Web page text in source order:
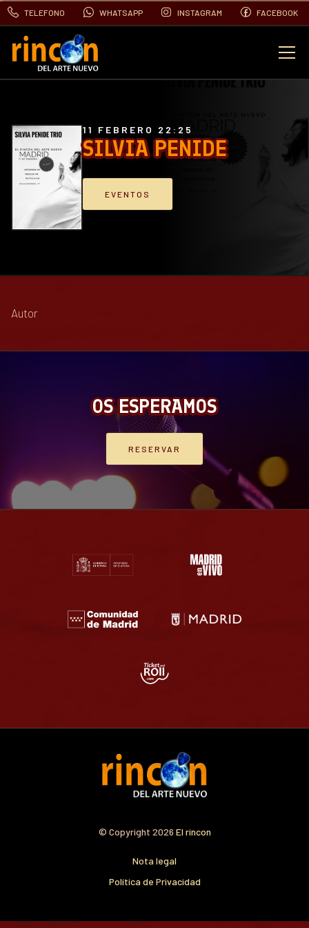
TELEFONO WHATSAPP INSTAGRAM FACEBOOK
SILVIA PENIDE
11 FEBRERO 22:25
EVENTOS
Autor
OS ESPERAMOS
RESERVAR
© Copyright 2026 El rincon
Nota legal
Política de Privacidad
EVENTOS
FOTOS